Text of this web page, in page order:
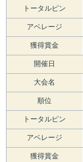
トータルピン
アベレージ
獲得賞金
開催日
大会名
順位
トータルピン
アベレージ
獲得賞金